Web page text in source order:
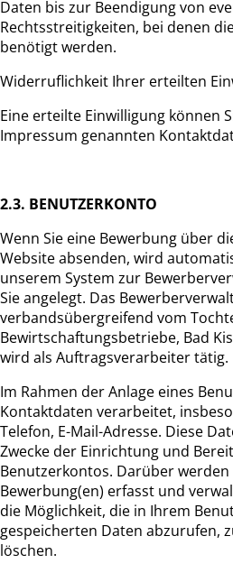
Daten bis zur Beendigung von
Rechtsstreitigkeiten, bei denen
benötigt werden.
Widerruflichkeit Ihrer erteilten
Eine erteilte Einwilligung können
Impressum genannten
2.3. BENUTZERKONTO
Wenn Sie eine Bewerbung über
Website absenden, wird
unserem System zur
Sie angelegt. Das
verbandsübergreifend vom
Bewirtschaftungsbetriebe, Bad
wird als Auftragsverarbeiter tätig.
Im Rahmen der Anlage eines
Kontaktdaten verarbeitet,
Telefon, E-Mail-Adresse. Diese
Zwecke der Einrichtung und
Benutzerkontos. Darüber
Bewerbung(en) erfasst und
die Möglichkeit, die in Ihrem
gespeicherten Daten abzurufen,
löschen.